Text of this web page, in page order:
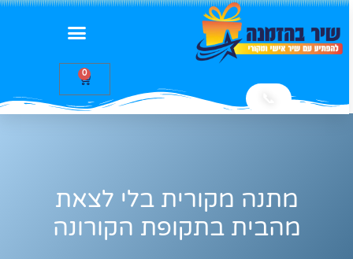
0
מתנה מקורית בלי לצאת
מהבית בתקופת הקורונה